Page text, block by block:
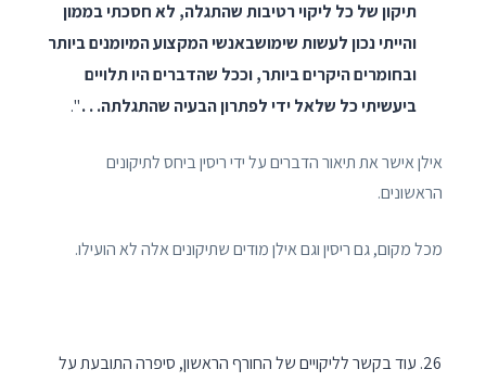
תיקון של כל ליקוי רטיבות שהתגלה, לא חסכתי בממון
והייתי נכון לעשות שימושבאנשי המקצוע המיומנים ביותר
ובחומרים היקרים ביותר, וככל שהדברים היו תלויים
ביעשיתי כל שלאל ידי לפתרון הבעיה שהתגלתה. . .".
אילן אישר את תיאור הדברים על ידי ריסין ביחס לתיקונים
הראשונים.
מכל מקום, גם ריסין וגם אילן מודים שתיקונים אלה לא הועילו.
עוד בקשר לליקויים של החורף הראשון, סיפרה התובעת על